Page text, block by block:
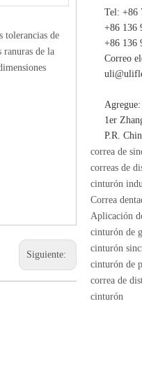
tolerancias de
ranuras de la
Siguiente:
Tel: +86
+86 136
+86 136
Correo
1er
P.R.
correa de
correas de
cinturón
Correa
Aplicación
cinturón de
cinturón
cinturón de
correa de
cinturón